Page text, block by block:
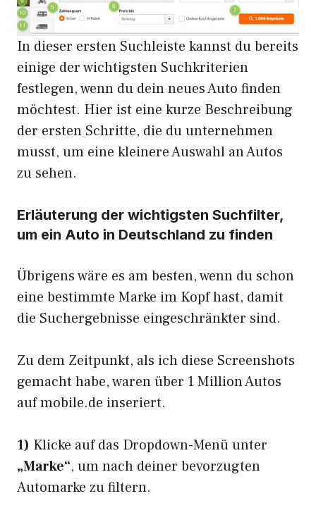
In dieser ersten Suchleiste kannst du bereits
einige der wichtigsten Suchkriterien
festlegen, wenn du dein neues Auto finden
möchtest. Hier ist eine kurze Beschreibung
der ersten Schritte, die du unternehmen
musst, um eine kleinere Auswahl an Autos
zu sehen.
Erläuterung der wichtigsten Suchfilter,
um ein Auto in Deutschland zu finden
Übrigens wäre es am besten, wenn du schon
eine bestimmte Marke im Kopf hast, damit
die Suchergebnisse eingeschränkter sind.
Zu dem Zeitpunkt, als ich diese Screenshots
gemacht habe, waren über 1 Million Autos
auf mobile.de inseriert.
1) Klicke auf das Dropdown-Menü unter
„Marke“, um nach deiner bevorzugten
Automarke zu filtern.